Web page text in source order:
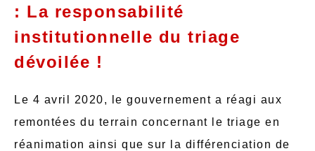
: La responsabilité
institutionnelle du triage
dévoilée !
Le 4 avril 2020, le gouvernement a réagi aux
remontées du terrain concernant le triage en
réanimation ainsi que sur la différenciation de